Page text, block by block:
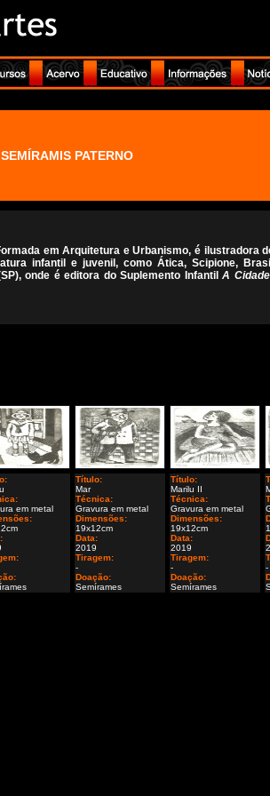
SEMÍRAMIS PATERNO
em Arquitetura e Urbanismo, é ilustradora
infantil e juvenil, como Ática, Scipione,
onde é editora do Suplemento InfantilA
em metal
Título:
Mar
Técnica:
Gravura em metal
Dimensões:
19x12cm
Data:
2019
Tiragem:
-
Doação:
Semírames
Título:
Marilu II
Técnica:
Gravura em metal
Dimensões:
19x12cm
Data:
2019
Tiragem:
-
Doação:
Semírames
-